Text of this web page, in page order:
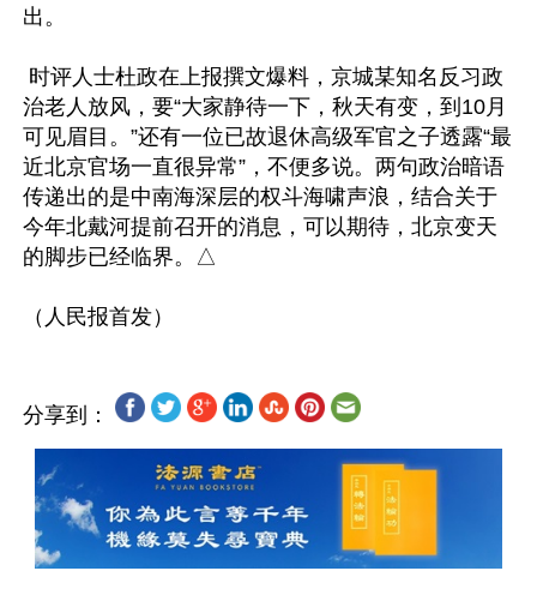
出。
治老人放风，要“大家静待一下，秋天有变，到10月
可见眉目。”还有一位已故退休高级军官之子透露“最
近北京官场一直很异常”，不便多说。两句政治暗语
传递出的是中南海深层的权斗海啸声浪，结合关于
今年北戴河提前召开的消息，可以期待，北京变天
的脚步已经临界。△
分享到：